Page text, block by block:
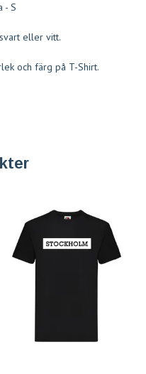
- S
eller vitt.
och färg på T-Shirt.